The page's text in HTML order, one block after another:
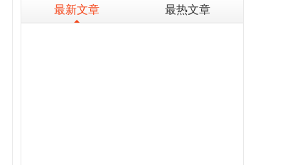
最新文章 最热文章